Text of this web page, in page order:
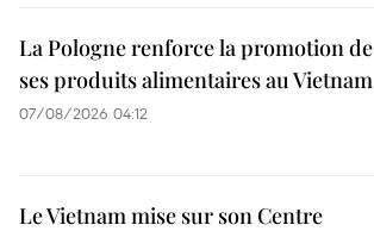
La Pologne renforce la promotion de
ses produits alimentaires au Vietnam
07/08/2026 04:12
Le Vietnam mise sur son Centre